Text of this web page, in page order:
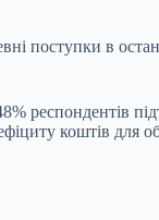
в
коштів для